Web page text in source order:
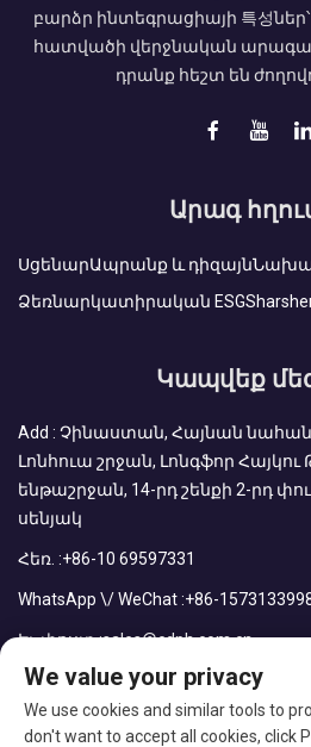
բարձր ինտեգրացիայի 특성
հատվածի վերջնական
դրանք հեշտ են
Արագ
ՍցենարԱպրանք և դիզայն
Ձեռնարկատիրական ESG
Կապվեք
Add : Չինաստան, Հայնան
Լոնհուա շրջան, Լոնգֆոր Հայկու
ենթաշրջան, 14-րդ շենքի 2-րդ
սենյակ
Հեռ. :+86-10 69597331
WhatsApp \/ WeChat :+86-
Էլ. փոստ :sales@cdph.com.cn
We value your privacy
We use cookies and similar tools to
don't want to accept all cookies, click